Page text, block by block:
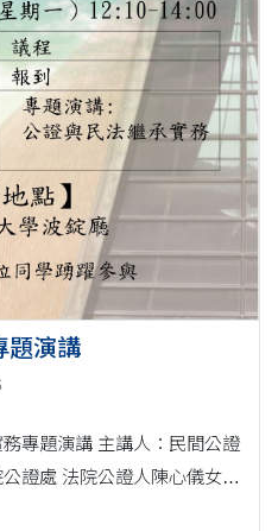
題演講
專題演講 主講人：民間公證
證處 法院公證人陳心儀女士
12:10-14:00 地點：東海大學